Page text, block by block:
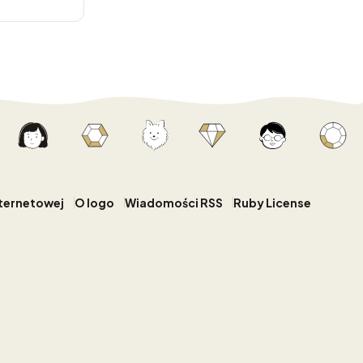
O logo Wiadomości RSS Ruby License